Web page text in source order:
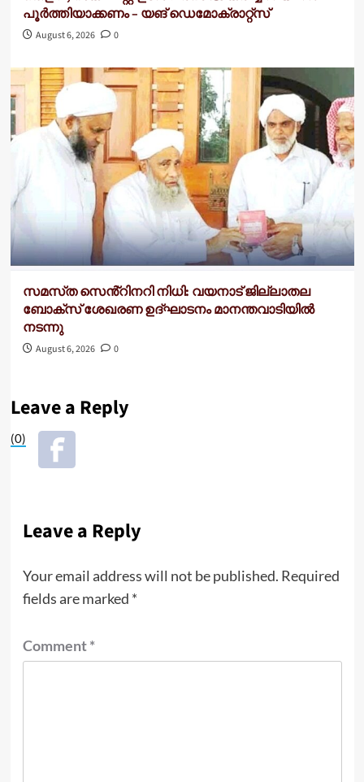
പൂർത്തിയാക്കണം – യങ് ഡെമോക്രാറ്റ്സ്
August 6, 2026 0
സമസ്‌ത സെൻ്റിനറി നിധി: വയനാട് ജില്ലാതല
ബോക്സ് ശേഖരണ ഉദ്ഘാടനം മാനന്തവാടിയിൽ
നടന്നു
August 6, 2026 0
Leave a Reply
(0)
Leave a Reply
Your email address will not be published. Required
fields are marked *
Comment*